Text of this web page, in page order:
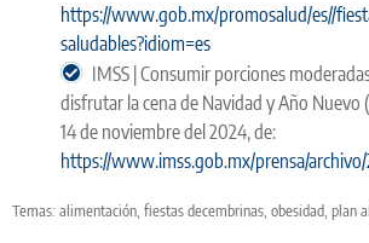
https://www.gob.mx/promosalud/es//
saludables?idiom=es
IMSS | Consumir porciones
disfrutar la cena de Navidad y Año Nuevo
14 de noviembre del 2024, de:
https://www.imss.gob.mx/prensa/archivo/
Temas: alimentación fiestas decembrinas obesidad plan